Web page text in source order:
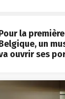
la
un
ouvrir ses